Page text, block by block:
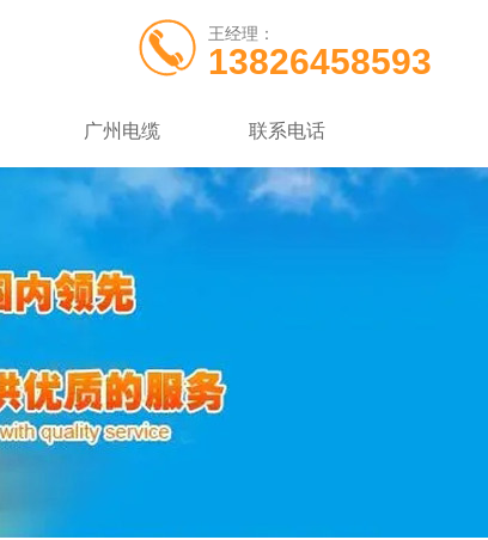
王经理：
13826458593
广州电缆 联系电话